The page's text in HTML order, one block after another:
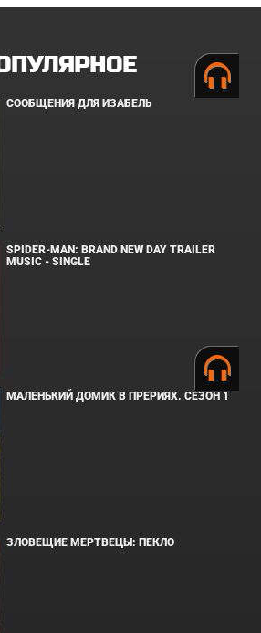
СООБЩЕНИЯ ДЛЯ ИЗАБЕЛЬ
SPIDER-MAN: BRAND NEW DAY TRAILER
MUSIC - SINGLE
МАЛЕНЬКИЙ ДОМИК В ПРЕРИЯХ. СЕЗОН 1
ЗЛОВЕЩИЕ МЕРТВЕЦЫ: ПЕКЛО